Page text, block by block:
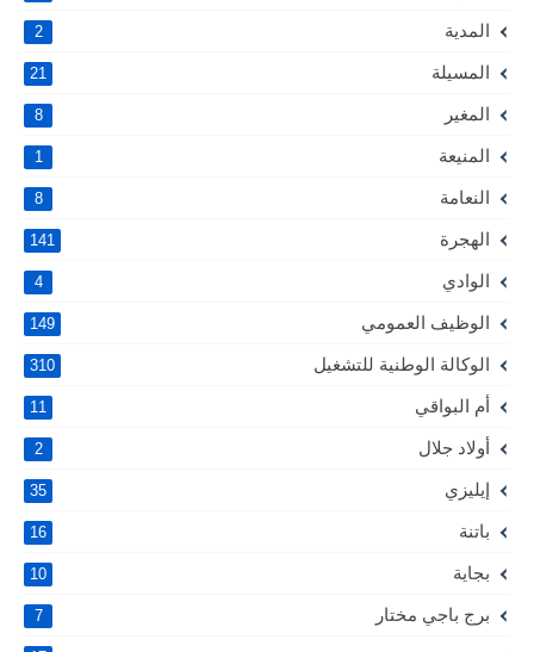
المدية 2
المسيلة 21
المغير 8
المنيعة 1
النعامة 8
الهجرة 141
الوادي 4
الوظيف العمومي 149
الوكالة الوطنية للتشغيل 310
أم البواقي 11
أولاد جلال 2
إيليزي 35
باتنة 16
بجاية 10
برج باجي مختار 7